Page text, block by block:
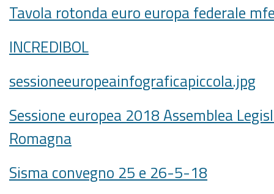
Tavola rotonda euro europa federale
INCREDIBOL
sessioneeuropeainfograficapiccola.jpg
Sessione europea 2018 Assemblea
Romagna
Sisma convegno 25 e 26-5-18